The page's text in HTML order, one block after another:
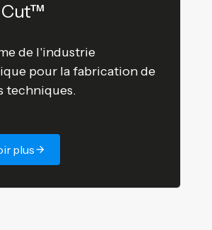
Cut™
de l'industrie
pour la fabrication de
techniques.
plus